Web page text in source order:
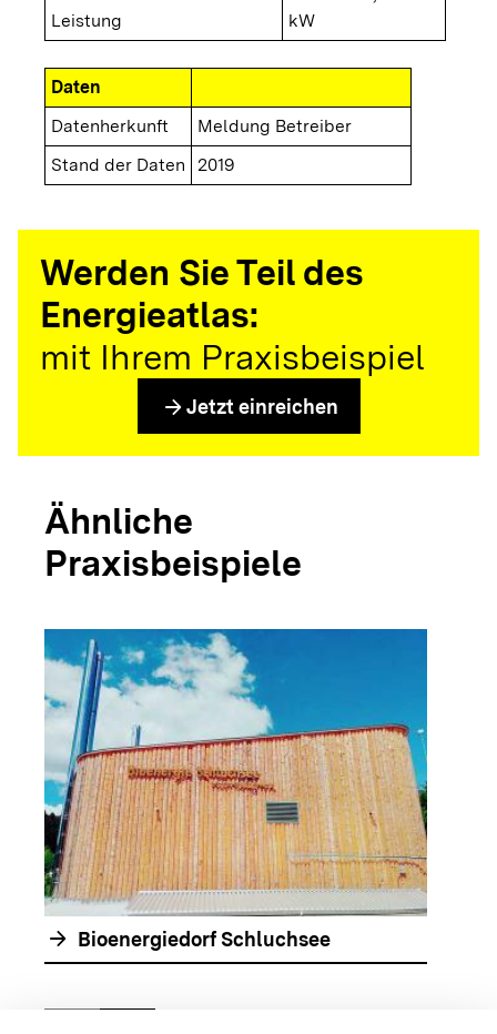
Leistung
kW
Daten
Datenherkunft
Meldung Betreiber
Stand der Daten
2019
Werden Sie Teil des
Energieatlas:
mit Ihrem Praxisbeispiel
arrow_forward Jetzt einreichen
Ähnliche
Praxisbeispiele
arrow_forward Bioenergiedorf Schluchsee